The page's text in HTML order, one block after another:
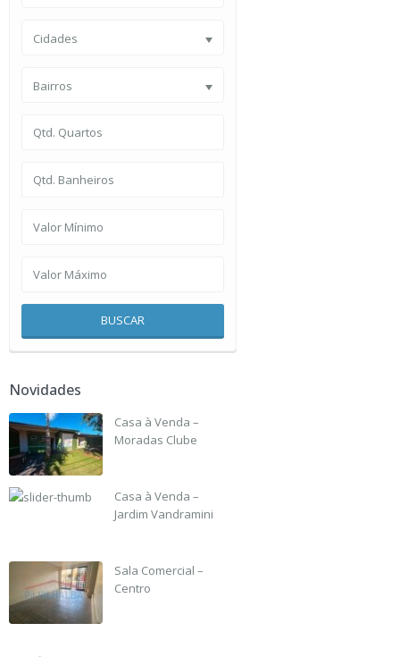
Cidades
Bairros
BUSCAR
Novidades
Casa à Venda –
Moradas Clube
Casa à Venda –
Jardim Vandramini
Sala Comercial –
Centro